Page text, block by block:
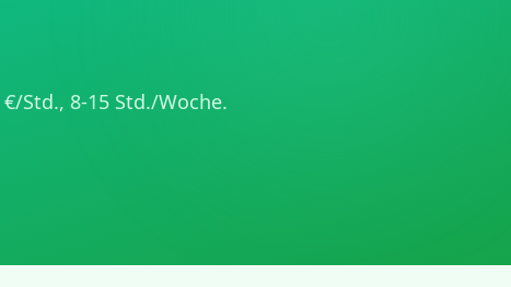
€/Std., 8-15 Std./Woche.